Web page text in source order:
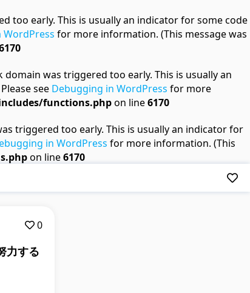
too early. This is usually an indicator for some code
for more information. (This message was
domain was triggered too early. This is usually an
see Debugging in WordPress for more
functions.phpon line6170
triggered too early. This is usually an indicator for
in WordPress for more information. (This
on line6170
0
力する